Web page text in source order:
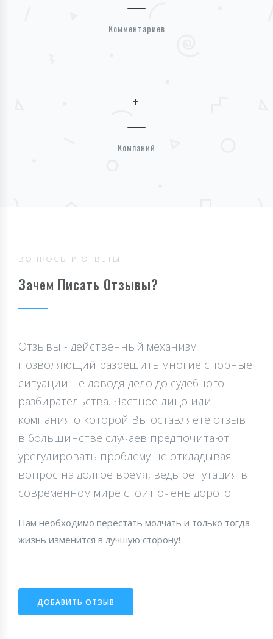
Комментариев
+
Компаний
ВОПРОСЫ И ОТВЕТЫ
Зачем Писать Отзывы?
Отзывы - действенный механизм
позволяющий разрешить многие спорные
ситуации не доводя дело до судебного
разбирательства. Частное лицо или
компания о которой Вы оставляете отзыв
в большинстве случаев предпочитают
урегулировать проблему не откладывая
вопрос на долгое время, ведь репутация в
современном мире стоит очень дорого.
Нам необходимо перестать молчать и только тогда
жизнь изменится в лучшую сторону!
ДОБАВИТЬ ОТЗЫВ